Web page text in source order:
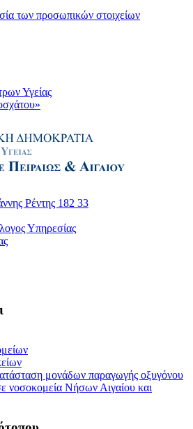
των προσωπικών στοιχείων
Υγείας
Ρέντης 182 33
Υπηρεσίας
μονάδων παραγωγής οξυγόνου
νοσοκομεία Νήσων Αιγαίου και